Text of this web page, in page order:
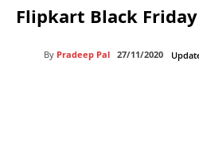
Flipkart Black Friday
By Pradeep Pal 27/11/2020